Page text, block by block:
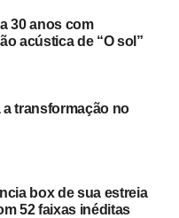
30 anos com
acústica de “O sol”
transformação no
box de sua estreia
52 faixas inéditas